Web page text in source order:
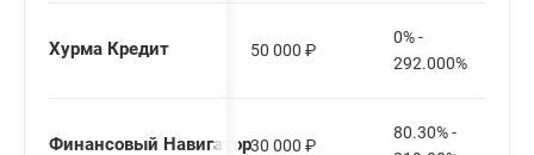
Хурма Кредит 50 000 ₽
0% -
292.000%
Финансовый Навигатор30 000 ₽
80.30% -